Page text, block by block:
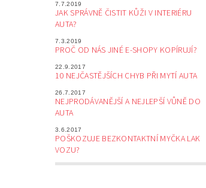
7.7.2019
JAK SPRÁVNĚ ČISTIT KŮŽI V INTERIÉRU
AUTA?
7.3.2019
PROČ OD NÁS JINÉ E-SHOPY KOPÍRUJÍ?
22.9.2017
10 NEJČASTĚJŠÍCH CHYB PŘI MYTÍ AUTA
26.7.2017
NEJPRODÁVANĚJŠÍ A NEJLEPŠÍ VŮNĚ DO
AUTA
3.6.2017
POŠKOZUJE BEZKONTAKTNÍ MYČKA LAK
VOZU?